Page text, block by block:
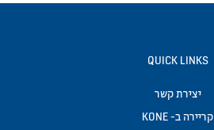
QUICK LINKS
יצירת קשר
קריירה ב- KONE